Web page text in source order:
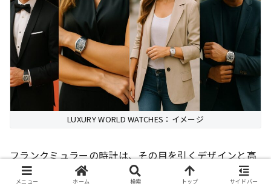
LUXURY WORLD WATCHES：イメージ
フランクミュラーの時計は、その目を引くデザインと高
級感から、多くの芸能人や著名人に愛用されています。
メニュー ホーム 検索 トップ サイドバー